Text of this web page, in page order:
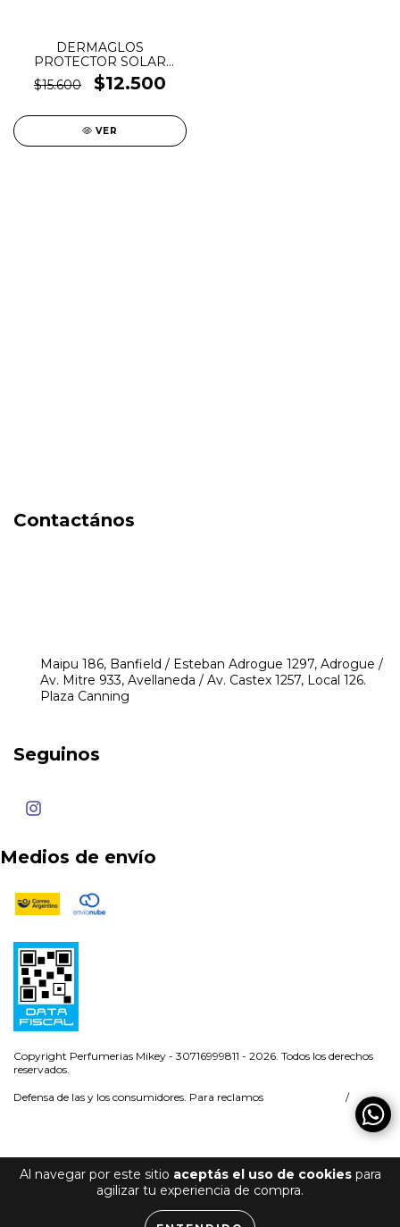
Al navegar por este sitio aceptás el uso de cookiespara
agilizar tu experiencia de compra.
DERMAGLOS
PROTECTOR SOLAR
LABIAL FPS 50
$15.600 $12.500
VER
Contactános
Maipu 186, Banfield / Esteban Adrogue 1297, Adrogue /
Av. Mitre 933, Avellaneda / Av. Castex 1257, Local 126.
Plaza Canning
Seguinos
Medios de envío
Copyright Perfumerias Mikey - 30716999811 - 2026. Todos los derechos
reservados.
Defensa de las y los consumidores. Para reclamos
/